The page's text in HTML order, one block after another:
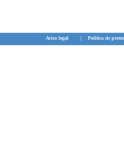
Aviso legal | Política de